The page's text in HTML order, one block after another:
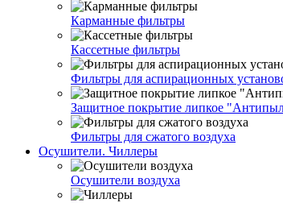
Карманные фильтры
Кассетные фильтры
Фильтры для аспирационных
Защитное покрытие липкое
Фильтры для сжатого воздуха
Осушители. Чиллеры
Осушители воздуха